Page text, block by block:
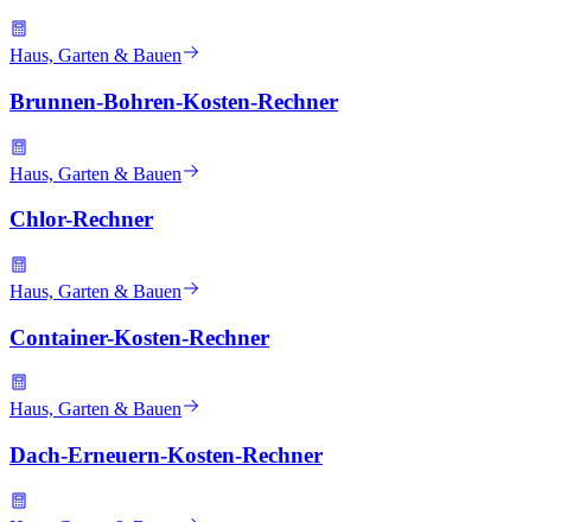
Haus, Garten & Bauen
Brunnen-Bohren-Kosten-Rechner
Haus, Garten & Bauen
Chlor-Rechner
Haus, Garten & Bauen
Container-Kosten-Rechner
Haus, Garten & Bauen
Dach-Erneuern-Kosten-Rechner